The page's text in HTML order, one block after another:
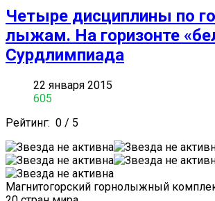
Четыре дисциплины по
лыжам. На горизонте
Сурдлимпиада
22 января 2015
605
Рейтинг: 0 / 5
Магнитогорский горнолыжный